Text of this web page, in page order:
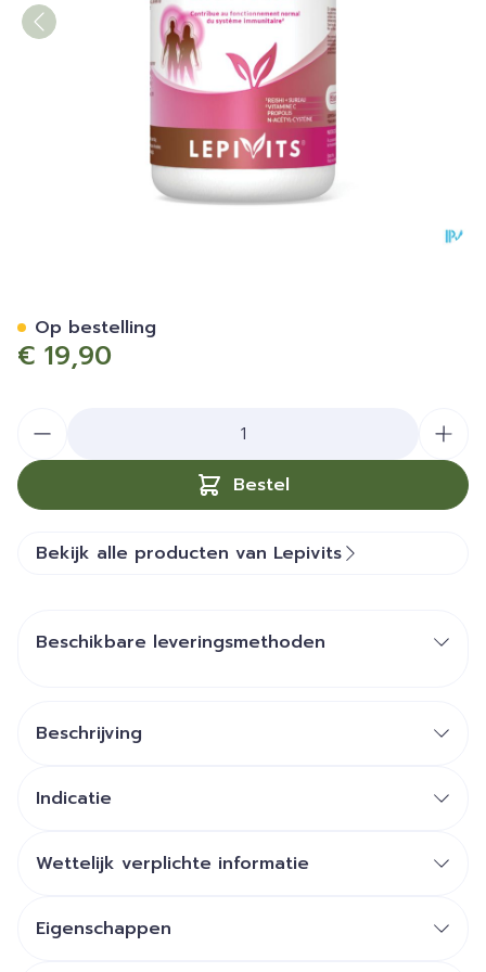
€ 19,90
Bestel
Op bestelling
Bekijk alle producten van Lepivits
Beschikbare leveringsmethoden
Beschrijving
Indicatie
Wettelijk verplichte informatie
Eigenschappen